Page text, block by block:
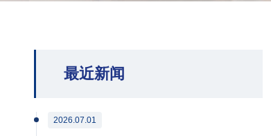
最近新闻
2026.07.01